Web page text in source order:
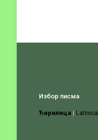
Избор писма
Ћирилица | Latinica